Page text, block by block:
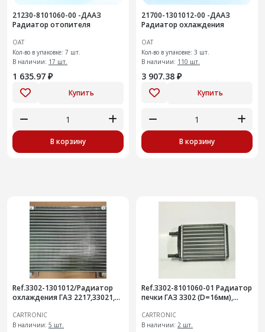
21230-8101060-00 -ДААЗ
Радиатор отопителя
ОАТ
Кол-во в упаковке: 7 шт.
В наличии: 17 шт.
1 635.97 ₽
Купить
В корзину
21700-1301012-00 -ДААЗ
Радиатор охлаждения
ОАТ
Кол-во в упаковке: 3 шт.
В наличии: 110 шт.
3 907.38 ₽
Купить
В корзину
Ref.3302-1301012/Радиатор
охлаждения ГАЗ 2217,33021,
CARTRONIC
В наличии: 5 шт.
Ref.3302-8101060-01 Радиатор
печки ГАЗ 3302 (D=16мм),
/3302810106001)
CARTRONIC
В наличии: 2 шт.